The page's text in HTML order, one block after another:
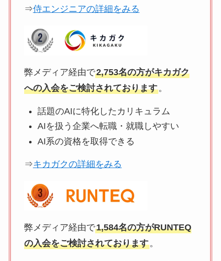
⇒侍エンジニアの詳細をみる
弊メディア経由で2,753名の方がキカガク
への入会をご検討されております。
話題のAIに特化したカリキュラム
AIを扱う企業へ転職・就職しやすい
AI系の資格を取得できる
⇒キカガクの詳細をみる
弊メディア経由で1,584名の方がRUNTEQ
の入会をご検討されております。